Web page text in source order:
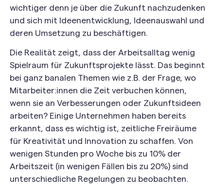
wichtiger denn je über die Zukunft nachzudenken
und sich mit Ideenentwicklung, Ideenauswahl und
deren Umsetzung zu beschäftigen.
Die Realität zeigt, dass der Arbeitsalltag wenig
Spielraum für Zukunftsprojekte lässt. Das beginnt
bei ganz banalen Themen wie z.B. der Frage, wo
Mitarbeiter:innen die Zeit verbuchen können,
wenn sie an Verbesserungen oder Zukunftsideen
arbeiten? Einige Unternehmen haben bereits
erkannt, dass es wichtig ist, zeitliche Freiräume
für Kreativität und Innovation zu schaffen. Von
wenigen Stunden pro Woche bis zu 10% der
Arbeitszeit (in wenigen Fällen bis zu 20%) sind
unterschiedliche Regelungen zu beobachten.